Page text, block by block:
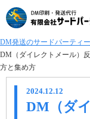
DM発送のサードパーティー
DM（ダイレクトメール）
方と集め方
2024.12.12
DM（ダ